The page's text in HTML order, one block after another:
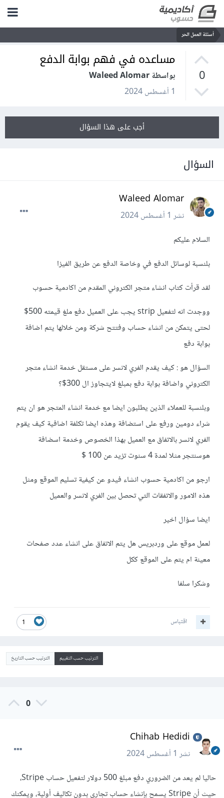
أسئلة العمل الحر
0
مساعده في فهم بوابة الدفع
بواسطة Waleed Alomar
1 أغسطس 2024
أجب على هذا السؤال
السؤال
Waleed Alomar
نشر1 أغسطس 2024
السلام عليكم
بلنسبة لوسائل الدفع في وخاصة الدفع عن طريق الفيزا
لقد قرأت كتاب انشاء متجر الكتروني المقدم من اكادمية حسوب
ووجدت انه لتفعيل strip يجب على العميل دفع ملغ قيمته 500$
لحتى يتمكن من انشاء حساب وفتتح شركة ومن خلالها يتم اضافة
بوابة دفع
السؤال هو : كيف يقدم الفري لانسر على مستقل خدمة انشاء متجر
الكتروني واضافة بوابة دفع بمبلغ لايتجاوز ال 300$؟
وبلنسبة للعملاء الذين يطلبون ايضا مع خدمة انشاء المتجر هو ان يتم
شراء دومين ورفع على استضافة وهذه ايضا تكلفة اضافية كيف يقوم
الفري لانسر بالاتفاق مع العميل بهذا الخصوص وخدمة اسضافة
هوسنتجر مثلا لمدة 4 سنوت تزيد عن 100 $
ارجو من اكادمية حسوب انشاء فيدو عن كيفية تسليم الموقع ومثل
هذه الامور والاتفقات التي تحصل بين الفري لانسر والعميل
ايضا سؤال اخير
لعمل موقع على وردبريس هل يتم الاتفاق على انشاء عدد صفحات
معينة ام يتم على الموقع ككل
وشكرا سلفا
1 اقتباس
الترتيب حسب التقييم الترتيب حسب التاريخ
0
Chihab Hedidi
نشر1 أغسطس 2024
حاليا لم يعد من الضروري دفع مبلغ 500 دولار لتفعيل حساب Stripe،
حيث أن Stripe يسمح بإنشاء حساب تجاري بدون تكاليف أولية، ويمكنك